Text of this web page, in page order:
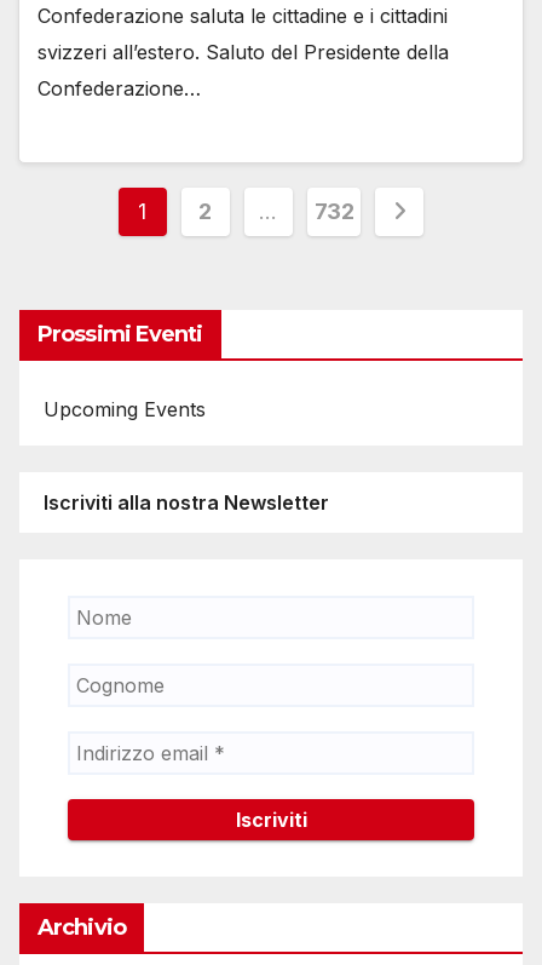
Confederazione saluta le cittadine e i cittadini
svizzeri all’estero. Saluto del Presidente della
Confederazione…
Paginazione
articoli
1 2 … 732
Prossimi Eventi
Upcoming Events
Iscriviti alla nostra Newsletter
Archivio